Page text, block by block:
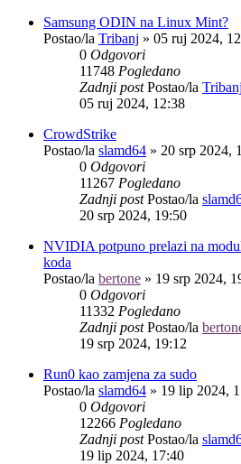
Samsung ODIN na Linux Mint?
Postao/la Tribanj » 05 ruj 2024,
0 Odgovori
11748 Pogledano
Zadnji postPostao/la Tribanj
05 ruj 2024, 12:38
CrowdStrike
Postao/la slamd64 » 20 srp 2024,
0 Odgovori
11267 Pogledano
Zadnji postPostao/la
20 srp 2024, 19:50
NVIDIA potpuno prelazi na
koda
Postao/la bertone » 19 srp 2024,
0 Odgovori
11332 Pogledano
Zadnji postPostao/la
19 srp 2024, 19:12
Run0 kao zamjena za sudo
Postao/la slamd64 » 19 lip 2024,
0 Odgovori
12266 Pogledano
Zadnji postPostao/la
19 lip 2024, 17:40